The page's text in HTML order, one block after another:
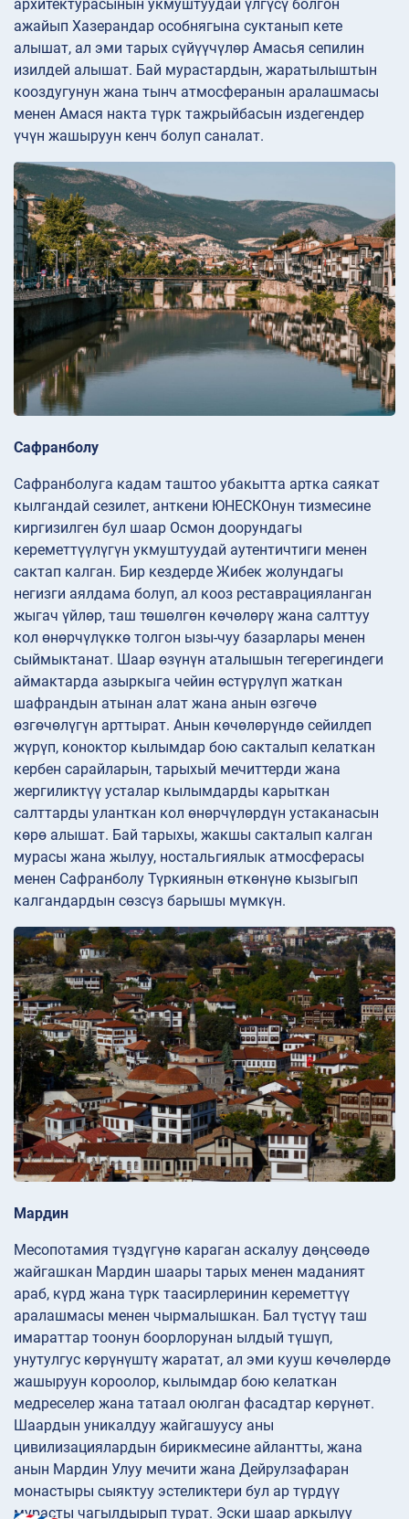
архитектурасынын укмуштуудай үлгүсү болгон
ажайып Хазерандар особнягына суктанып кете
алышат, ал эми тарых сүйүүчүлөр Амасья сепилин
изилдей алышат. Бай мурастардын, жаратылыштын
кооздугунун жана тынч атмосферанын аралашмасы
менен Амася накта түрк тажрыйбасын издегендер
үчүн жашыруун кенч болуп саналат.
Сафранболу
Сафранболуга кадам таштоо убакытта артка саякат
кылгандай сезилет, анткени ЮНЕСКОнун тизмесине
киргизилген бул шаар Осмон доорундагы
кереметтүүлүгүн укмуштуудай аутентичтиги менен
сактап калган. Бир кездерде Жибек жолундагы
негизги аялдама болуп, ал кооз реставрацияланган
жыгач үйлөр, таш төшөлгөн көчөлөрү жана салттуу
кол өнөрчүлүккө толгон ызы-чуу базарлары менен
сыймыктанат. Шаар өзүнүн аталышын тегерегиндеги
аймактарда азыркыга чейин өстүрүлүп жаткан
шафрандын атынан алат жана анын өзгөчө
өзгөчөлүгүн арттырат. Анын көчөлөрүндө сейилдеп
жүрүп, коноктор кылымдар бою сакталып келаткан
кербен сарайларын, тарыхый мечиттерди жана
жергиликтүү усталар кылымдарды карыткан
салттарды уланткан кол өнөрчүлөрдүн устаканасын
көрө алышат. Бай тарыхы, жакшы сакталып калган
мурасы жана жылуу, ностальгиялык атмосферасы
менен Сафранболу Түркиянын өткөнүнө кызыгып
калгандардын сөзсүз барышы мүмкүн.
Мардин
Месопотамия түздүгүнө караган аскалуу дөңсөөдө
жайгашкан Мардин шаары тарых менен маданият
араб, күрд жана түрк таасирлеринин кереметтүү
аралашмасы менен чырмалышкан. Бал түстүү таш
имараттар тоонун боорлорунан ылдый түшүп,
унутулгус көрүнүштү жаратат, ал эми кууш көчөлөрдө
жашыруун короолор, кылымдар бою келаткан
медреселер жана татаал оюлган фасадтар көрүнөт.
Шаардын уникалдуу жайгашуусу аны
цивилизациялардын бирикмесине айлантты, жана
анын Мардин Улуу мечити жана Дейрулзафаран
монастыры сыяктуу эстеликтери бул ар түрдүү
мурасты чагылдырып турат. Эски шаар аркылуу